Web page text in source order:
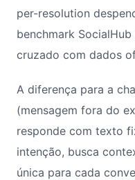
per-resolution
benchmark
cruzado com dados
A diferença para a
(mensagem fora do
responde com texto
intenção, busca
única para cada